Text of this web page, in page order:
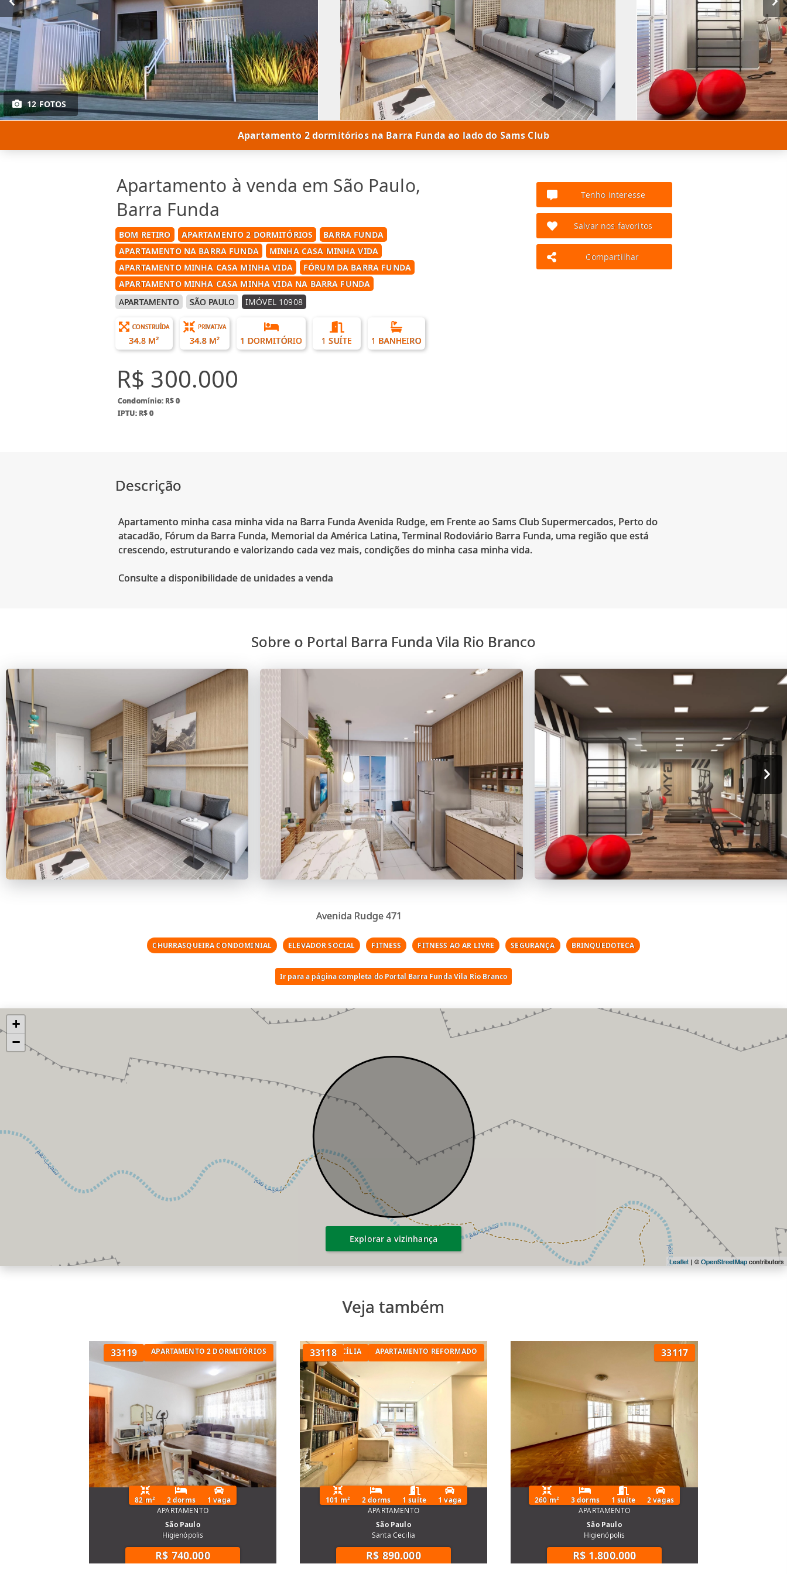
12 FOTOS
Apartamento 2 dormitórios na Barra Funda ao lado do Sams Club
Apartamento à venda em São Paulo,
Barra Funda
BOM RETIRO APARTAMENTO 2 DORMITÓRIOS
BARRA FUNDA
APARTAMENTO NA BARRA FUNDA
MINHA CASA MINHA VIDA
APARTAMENTO MINHA CASA MINHA VIDA
FÓRUM DA BARRA FUNDA
APARTAMENTO MINHA CASA MINHA VIDA NA BARRA FUNDA
APARTAMENTO
SÃO PAULO IMÓVEL 10908
CONSTRUÍDA
34.8 M²
PRIVATIVA
34.8 M² 1 DORMITÓRIO 1 SUÍTE 1 BANHEIRO
R$ 300.000
Condomínio: R$ 0
IPTU: R$ 0
Tenho interesse
Salvar nos favoritos
Compartilhar
Descrição
Apartamento minha casa minha vida na Barra Funda Avenida Rudge, em Frente ao Sams Club Supermercados, Perto do
atacadão, Fórum da Barra Funda, Memorial da América Latina, Terminal Rodoviário Barra Funda, uma região que está
crescendo, estruturando e valorizando cada vez mais, condições do minha casa minha vida.
Sobre o Portal Barra Funda Vila Rio Branco
Avenida Rudge 471
CHURRASQUEIRA CONDOMINIAL ELEVADOR SOCIAL FITNESS FITNESS AO AR LIVRE SEGURANÇA BRINQUEDOTECA
Ir para a página completa do Portal Barra Funda Vila Rio Branco
+
−
Leaflet | ©OpenStreetMapcontributors
Explorar a vizinhança
Veja também
33119 APARTAMENTO 2 DORMITÓRIOS
82 m² 2 dorms
1 vaga
APARTAMENTO
São Paulo
Higienópolis
R$ 740.000
33118
APARTAMENTO 2 DORMITÓRIOS APARTAMENTO 2 DORMITÓRIOS NA SANTA CECÍLIA APARTAMENTO REFORMADO
101 m² 2 dorms 1 suíte
1 vaga
APARTAMENTO
São Paulo
Santa Cecilia
R$ 890.000
33117
260 m² 3 dorms 1 suíte
2 vagas
APARTAMENTO
São Paulo
Higienópolis
R$ 1.800.000